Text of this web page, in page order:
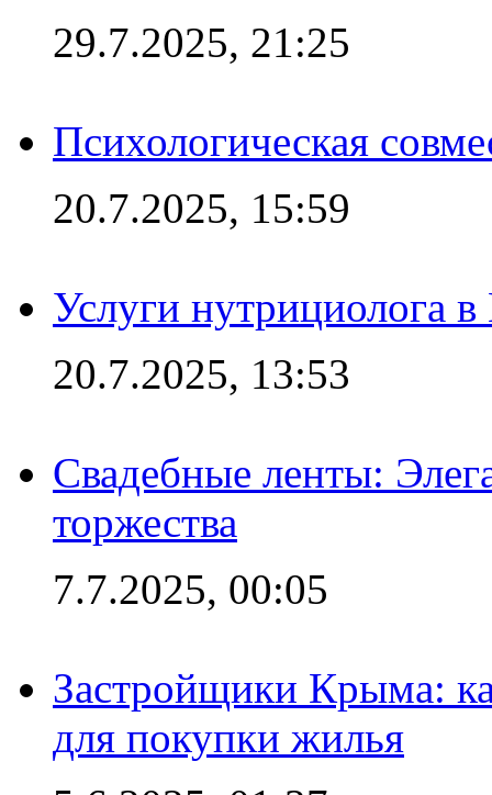
29.7.2025, 21:25
Психологическая
20.7.2025, 15:59
Услуги нутрициолога
20.7.2025, 13:53
Свадебные ленты:
торжества
7.7.2025, 00:05
Застройщики Крыма:
для покупки жилья